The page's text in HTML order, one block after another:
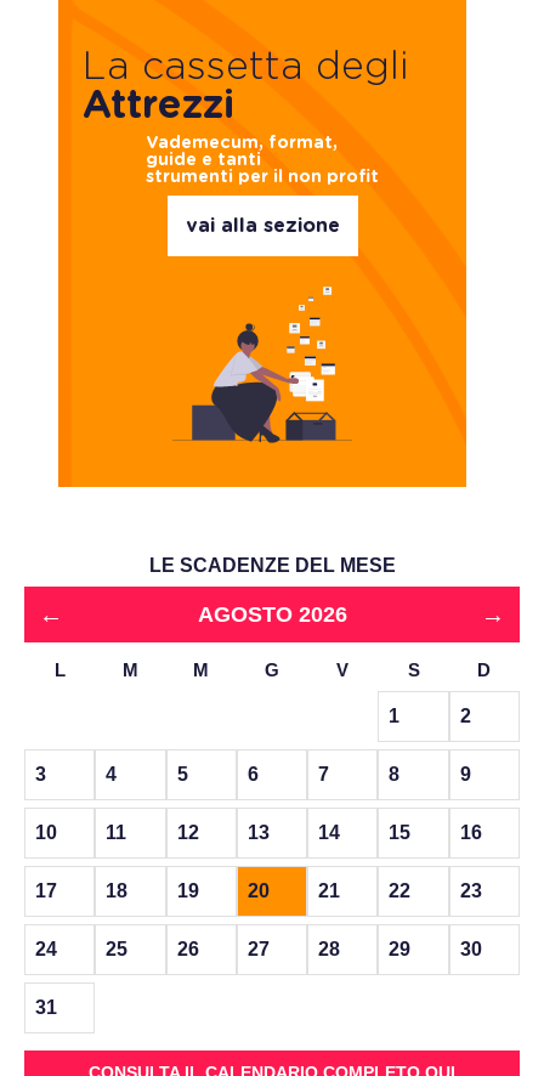
La cassetta degli
Attrezzi
Vademecum, format,
guide e tanti
strumenti per il non profit
vai alla sezione
LE SCADENZE DEL MESE
← AGOSTO 2026 →
L M M G V S D
1 2
3 4 5 6 7 8 9
10 11 12 13 14 15 16
17 18 19 20 21 22 23
24 25 26 27 28 29 30
31
CONSULTA IL CALENDARIO COMPLETO QUI